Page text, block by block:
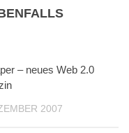
– neues Web 2.0
2007